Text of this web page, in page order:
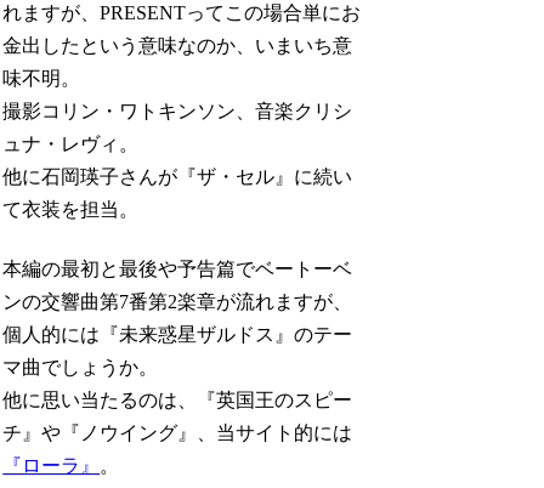
れますが、PRESENTってこの場合単にお
金出したという意味なのか、いまいち意
味不明。
撮影コリン・ワトキンソン、音楽クリシ
ュナ・レヴィ。
他に石岡瑛子さんが『ザ・セル』に続い
て衣装を担当。
本編の最初と最後や予告篇でベートーベ
ンの交響曲第7番第2楽章が流れますが、
個人的には『未来惑星ザルドス』のテー
マ曲でしょうか。
他に思い当たるのは、『英国王のスピー
チ』や『ノウイング』、当サイト的には
『ローラ』
。